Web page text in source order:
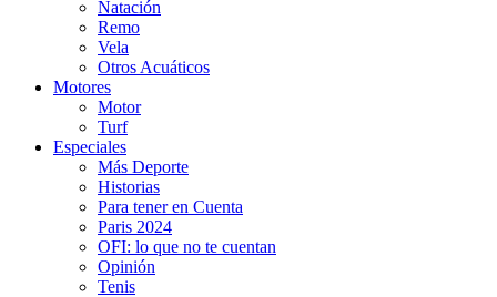
Natación
Remo
Vela
Otros Acuáticos
Motores
Motor
Turf
Especiales
Más Deporte
Historias
Para tener en Cuenta
Paris 2024
OFI: lo que no te cuentan
Opinión
Tenis